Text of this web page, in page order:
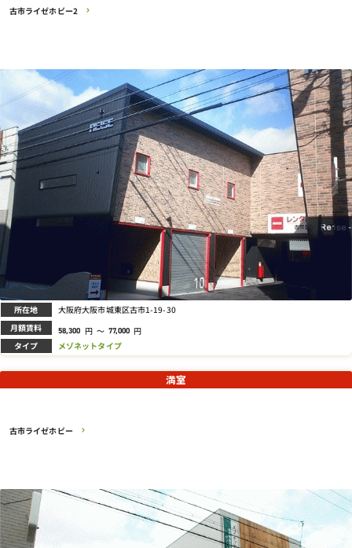
古市ライゼホビー2
所在地 大阪府大阪市城東区古市1-19-30
月額賃料 58,300 円 ～ 77,000 円
タイプ メゾネットタイプ
古市ライゼホビー
満室